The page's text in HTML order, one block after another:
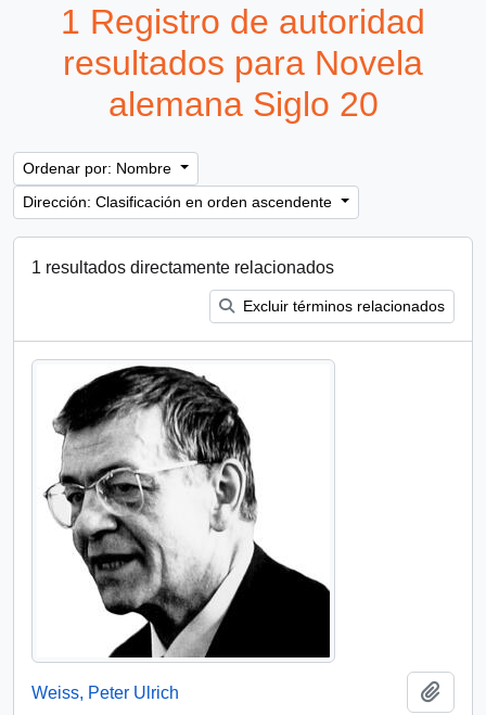
1 Registro de autoridad
resultados para Novela
alemana Siglo 20
Ordenar por: Nombre
Dirección: Clasificación en orden ascendente
1 resultados directamente relacionados
Excluir términos relacionados
Weiss, Peter Ulrich